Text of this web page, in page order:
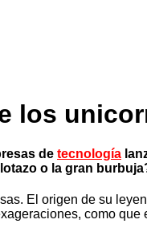
los
de tecnología
o la gran
El origen de su
como